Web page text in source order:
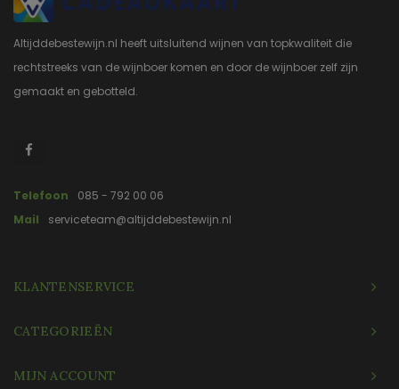
Altijddebestewijn.nl heeft uitsluitend wijnen van topkwaliteit die
rechtstreeks van de wijnboer komen en door de wijnboer zelf zijn
gemaakt en gebotteld.
Telefoon
085 - 792 00 06
Mail
serviceteam@altijddebestewijn.nl
KLANTENSERVICE
CATEGORIEËN
MIJN ACCOUNT